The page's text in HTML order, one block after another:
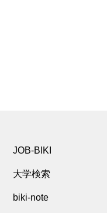
JOB-BIKI
大学検索
biki-note